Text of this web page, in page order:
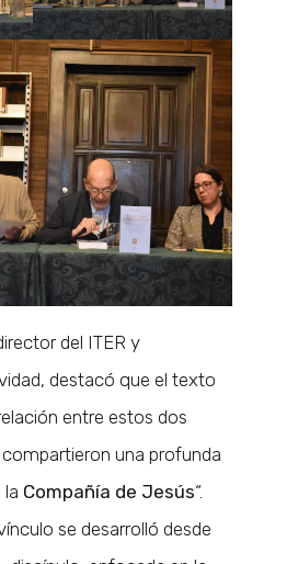
del ITER y
destacó que el texto
entre estos dos
una profunda
Compañía de Jesús“.
se desarrolló desde